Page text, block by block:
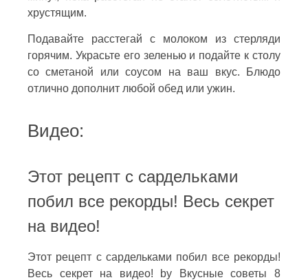
хрустящим.
Подавайте расстегай с молоком из стерляди
горячим. Украсьте его зеленью и подайте к столу
со сметаной или соусом на ваш вкус. Блюдо
отлично дополнит любой обед или ужин.
Видео:
Этот рецепт с сардельками
побил все рекорды! Весь секрет
на видео!
Этот рецепт с сардельками побил все рекорды!
Весь секрет на видео! by Вкусные советы 8